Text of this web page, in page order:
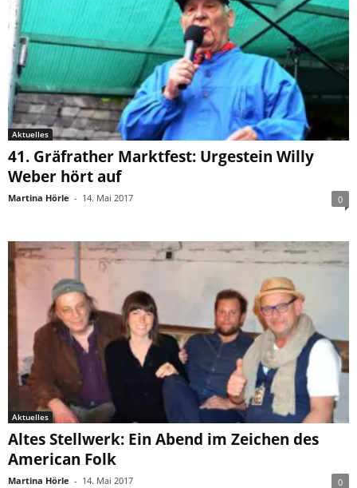
Aktuelles
41. Gräfrather Marktfest: Urgestein Willy
Weber hört auf
Martina Hörle - 14. Mai 2017 0
Aktuelles
Altes Stellwerk: Ein Abend im Zeichen des
American Folk
Martina Hörle - 14. Mai 2017 0